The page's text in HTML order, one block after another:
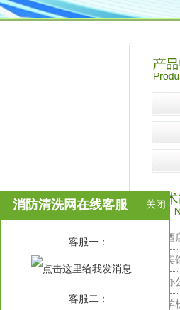
消防清洗网在线客服 关闭
客服一：
客服二：
在
线
客
服